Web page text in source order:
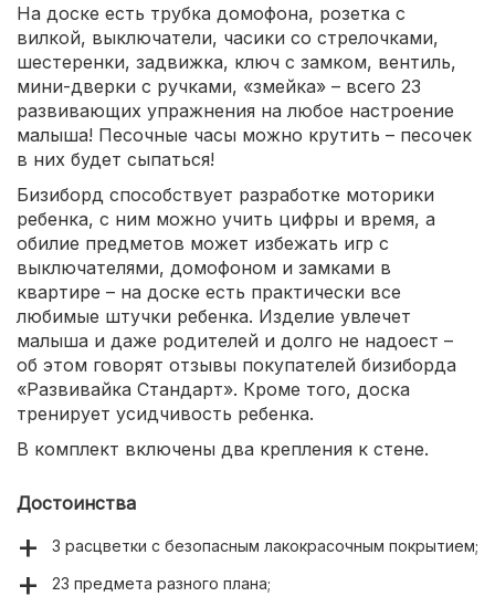
На доске есть трубка домофона, розетка с
вилкой, выключатели, часики со стрелочками,
шестеренки, задвижка, ключ с замком, вентиль,
мини-дверки с ручками, «змейка» – всего 23
развивающих упражнения на любое настроение
малыша! Песочные часы можно крутить – песочек
в них будет сыпаться!
Бизиборд способствует разработке моторики
ребенка, с ним можно учить цифры и время, а
обилие предметов может избежать игр с
выключателями, домофоном и замками в
квартире – на доске есть практически все
любимые штучки ребенка. Изделие увлечет
малыша и даже родителей и долго не надоест –
об этом говорят отзывы покупателей бизиборда
«Развивайка Стандарт». Кроме того, доска
тренирует усидчивость ребенка.
В комплект включены два крепления к стене.
Достоинства
3 расцветки с безопасным лакокрасочным покрытием;
23 предмета разного плана;